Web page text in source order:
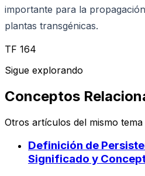
importante para la
plantas transgénicas.
TF 164
Sigue explorando
Conceptos
Otros artículos del mismo
Definición de
Significado y